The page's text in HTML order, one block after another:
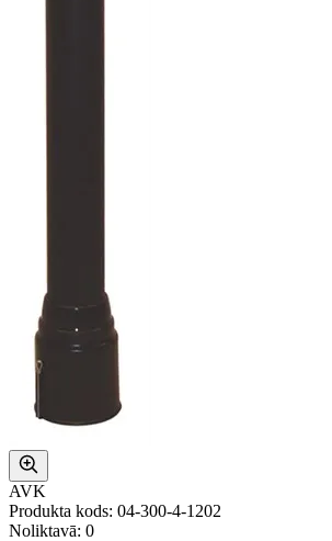
AVK
Produkta kods: 04-300-4-1202
Noliktavā: 0